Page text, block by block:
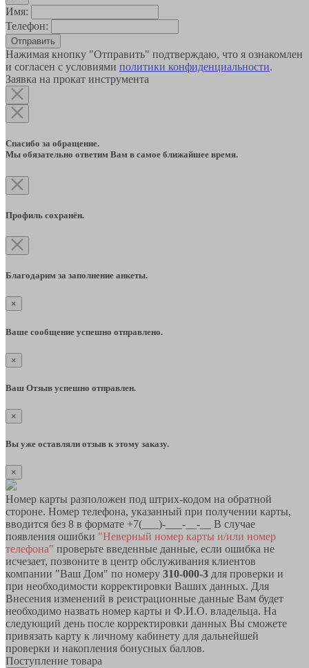
Имя:
Телефон:
Отправить
Нажимая кнопку "Отправить" подтверждаю, что я ознакомлен
и согласен с условиями политики конфиденциальности.
Заявка на прокат инструмента
Спасибо за обращение.
Мы обязательно ответим Вам в самое ближайшее время.
Профиль сохранён.
Благодарим за заполнение анкеты.
×
Ваше сообщение успешно отправлено.
×
Ваш Отзыв успешно отправлен.
×
Вы уже оставляли отзыв к этому заказу.
×
Номер карты разположен под штрих-кодом на обратной
стороне. Номер телефона, указанный при получении карты,
вводится без 8 в формате +7(___)-___-__-__ В случае
появления ошибки "Неверный номер карты и/или номер
телефона" проверьте введенные данные, если ошибка не
исчезает, позвоните в центр обслуживания клиентов
компании "Ваш Дом" по номеру 310-000-3 для проверки и
при необходимости корректировки Ваших данных. Для
Внесения изменений в реистрационные данные Вам будет
необходимо назвать номер карты и Ф.И.О. владельца. На
следующий день после корректировки данных Вы сможете
привязать карту к личному кабинету для дальнейшей
проверки и накопления бонусных баллов.
Поступление товара